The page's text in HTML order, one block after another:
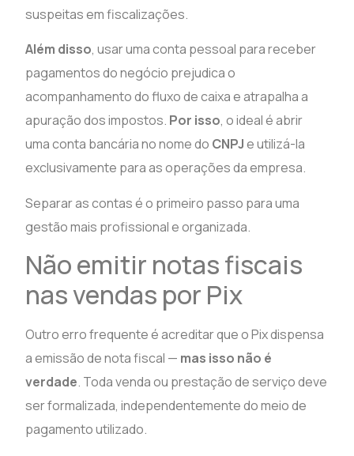
suspeitas em fiscalizações.
Além disso, usar uma conta pessoal para receber
pagamentos do negócio prejudica o
acompanhamento do fluxo de caixa e atrapalha a
apuração dos impostos. Por isso, o ideal é abrir
uma conta bancária no nome do CNPJe utilizá-la
exclusivamente para as operações da empresa.
Separar as contas é o primeiro passo para uma
gestão mais profissional e organizada.
Não emitir notas fiscais
nas vendas por Pix
Outro erro frequente é acreditar que o Pix dispensa
a emissão de nota fiscal — mas isso não é
verdade. Toda venda ou prestação de serviço deve
ser formalizada, independentemente do meio de
pagamento utilizado.